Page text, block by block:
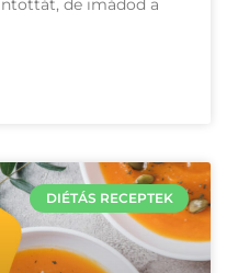
DIÉTÁS RECEPTEK